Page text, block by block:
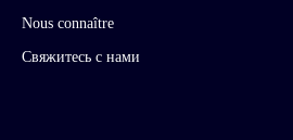
Nous connaître
Свяжитесь с нами